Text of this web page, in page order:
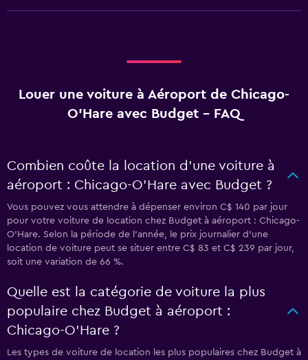
Louer une voiture à Aéroport de Chicago-
O'Hare avec Budget - FAQ
Combien coûte la location d’une voiture à
aéroport : Chicago-O'Hare avec Budget ?
Vous pouvez vous attendre à dépenser environ C$ 140 par jour
pour votre voiture de location chez Budget à aéroport : Chicago-
O'Hare. Selon la période de l’année, le prix journalier d'une
location de voiture peut se situer entre C$ 83 et C$ 239 par jour,
soit une variation de 66 %.
Quelle est la catégorie de voiture la plus
populaire chez Budget à aéroport :
Chicago-O'Hare ?
Les types de voiture de location les plus populaires chez Budget à